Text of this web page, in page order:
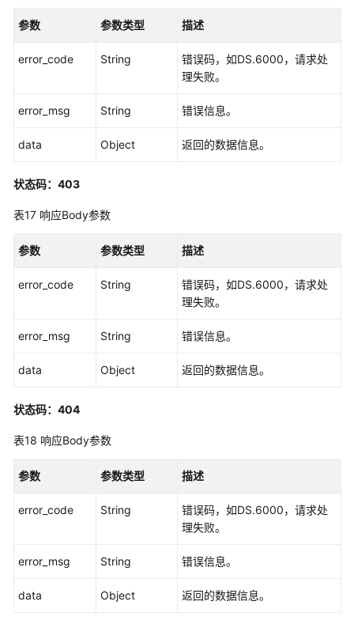
参数 参数类型 描述
error_code String
错误码，如DS.6000，请求处
理失败。
error_msg String 错误信息。
data Object 返回的数据信息。
状态码：403
表17 响应Body参数
参数 参数类型 描述
error_code String
错误码，如DS.6000，请求处
理失败。
error_msg String 错误信息。
data Object 返回的数据信息。
状态码：404
表18 响应Body参数
参数 参数类型 描述
error_code String
错误码，如DS.6000，请求处
理失败。
error_msg String 错误信息。
data Object 返回的数据信息。